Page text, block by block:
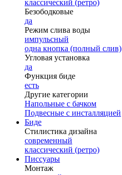
классический (ретро)
Безободковые
да
Режим слива воды
импульсный
одна кнопка (полный слив)
Угловая установка
да
Функция биде
есть
Другие категории
Напольные с бачком
Подвесные с инсталляцией
Биде
Стилистика дизайна
современный
классический (ретро)
Писсуары
Монтаж